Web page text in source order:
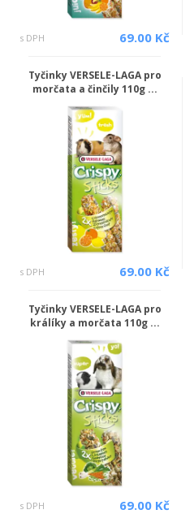
s DPH 69.00 Kč
Tyčinky VERSELE-LAGA pro
morčata a činčily 110g ...
s DPH 69.00 Kč
Tyčinky VERSELE-LAGA pro
králíky a morčata 110g ...
s DPH 69.00 Kč